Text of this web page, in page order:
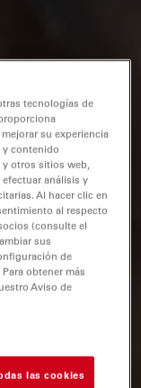
tecnologías de
su experiencia
contenido
y otros sitios web,
análisis y
Al hacer clic en
al respecto
(consulte el
sus
de
obtener más
Aviso de
las cookies